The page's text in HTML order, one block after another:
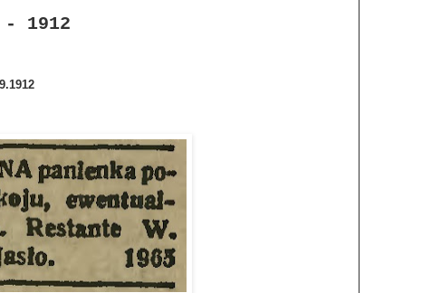
- 1912